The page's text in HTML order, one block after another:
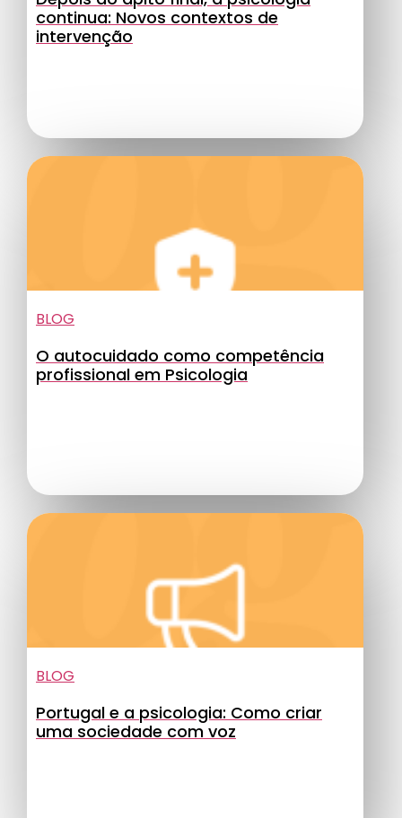
continua: Novos contextos de
intervenção
BLOG
O autocuidado como competência
profissional em Psicologia
BLOG
Portugal e a psicologia: Como criar
uma sociedade com voz